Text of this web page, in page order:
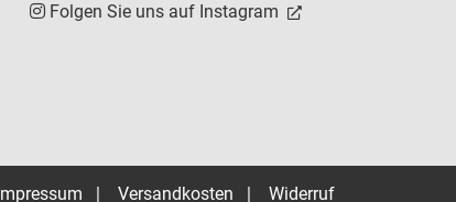
Folgen Sie uns auf Instagram
Impressum Versandkosten Widerruf